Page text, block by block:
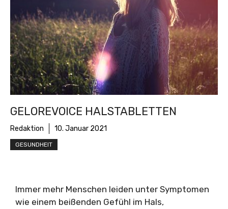
GELOREVOICE HALSTABLETTEN
Redaktion 10. Januar 2021
GESUNDHEIT
Immer mehr Menschen leiden unter Symptomen
wie einem beißenden Gefühl im Hals,